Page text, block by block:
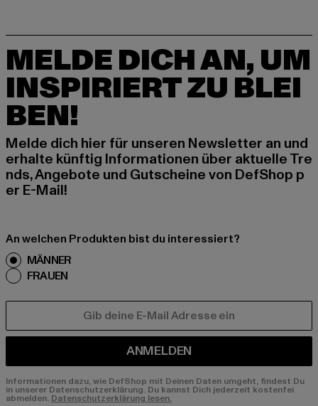
MELDE DICH AN, UM
INSPIRIERT ZU BLEI
BEN!
Melde dich hier für unseren Newsletter an und
erhalte künftig Informationen über aktuelle Tre
nds, Angebote und Gutscheine von DefShop p
er E-Mail!
An welchen Produkten bist du interessiert?
MÄNNER
FRAUEN
ANMELDEN
Informationen dazu, wie DefShop mit Deinen Daten umgeht, findest Du
in unserer Datenschutzerklärung. Du kannst Dich jederzeit kostenfei
abmelden. Datenschutzerklärung lesen.